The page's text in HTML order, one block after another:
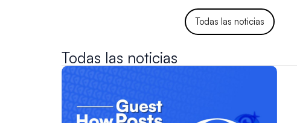
Todas las noticias
Todas las noticias